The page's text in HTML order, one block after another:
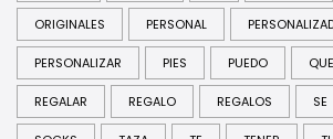
ORIGINALES PERSONAL
PERSONALIZAR PIES PUEDO QUE
REGALAR REGALO REGALOS SE